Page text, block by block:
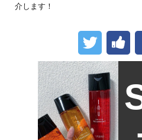
介します！